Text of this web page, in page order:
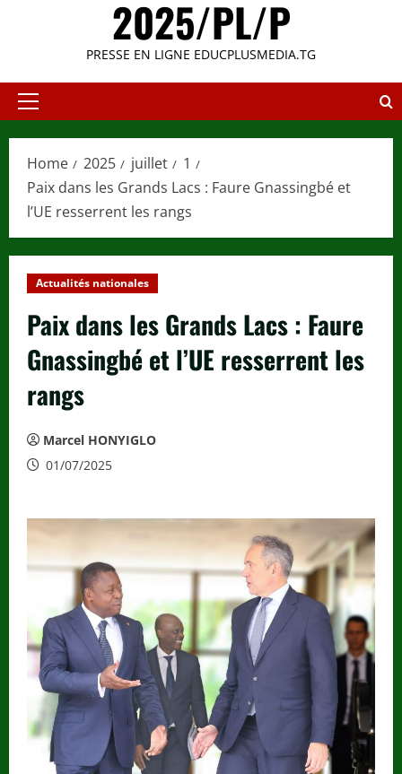
2025/PL/P
PRESSE EN LIGNE EDUCPLUSMEDIA.TG
Primary
Home 2025 juillet
1
Paix dans les Grands Lacs : Faure Gnassingbé et
l’UE resserrent les rangs
Actualités nationales
Paix dans les Grands Lacs : Faure
Gnassingbé et l’UE resserrent les
rangs
Marcel HONYIGLO
01/07/2025